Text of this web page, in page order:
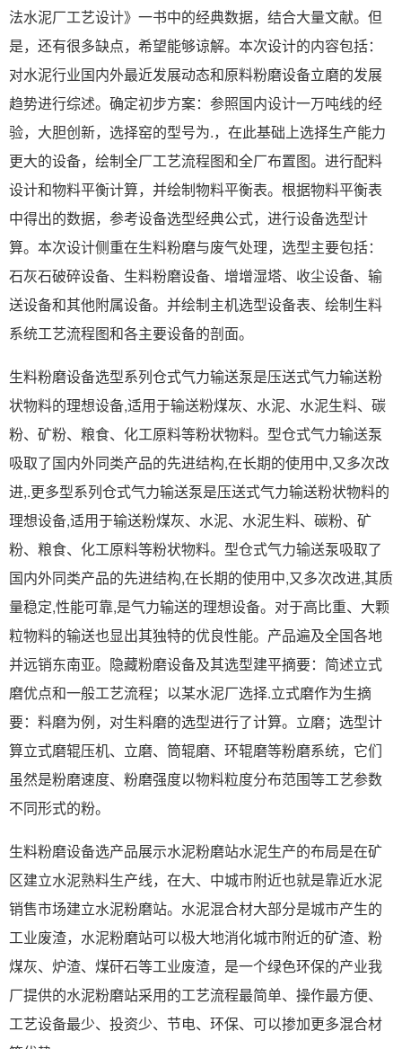
法水泥厂工艺设计》一书中的经典数据，结合大量文献。但
是，还有很多缺点，希望能够谅解。本次设计的内容包括：
对水泥行业国内外最近发展动态和原料粉磨设备立磨的发展
趋势进行综述。确定初步方案：参照国内设计一万吨线的经
验，大胆创新，选择窑的型号为.，在此基础上选择生产能力
更大的设备，绘制全厂工艺流程图和全厂布置图。进行配料
设计和物料平衡计算，并绘制物料平衡表。根据物料平衡表
中得出的数据，参考设备选型经典公式，进行设备选型计
算。本次设计侧重在生料粉磨与废气处理，选型主要包括：
石灰石破碎设备、生料粉磨设备、增增湿塔、收尘设备、输
送设备和其他附属设备。并绘制主机选型设备表、绘制生料
系统工艺流程图和各主要设备的剖面。
生料粉磨设备选型系列仓式气力输送泵是压送式气力输送粉
状物料的理想设备,适用于输送粉煤灰、水泥、水泥生料、碳
粉、矿粉、粮食、化工原料等粉状物料。型仓式气力输送泵
吸取了国内外同类产品的先进结构,在长期的使用中,又多次改
进,.更多型系列仓式气力输送泵是压送式气力输送粉状物料的
理想设备,适用于输送粉煤灰、水泥、水泥生料、碳粉、矿
粉、粮食、化工原料等粉状物料。型仓式气力输送泵吸取了
国内外同类产品的先进结构,在长期的使用中,又多次改进,其质
量稳定,性能可靠,是气力输送的理想设备。对于高比重、大颗
粒物料的输送也显出其独特的优良性能。产品遍及全国各地
并远销东南亚。隐藏粉磨设备及其选型建平摘要：简述立式
磨优点和一般工艺流程；以某水泥厂选择.立式磨作为生摘
要：料磨为例，对生料磨的选型进行了计算。立磨；选型计
算立式磨辊压机、立磨、筒辊磨、环辊磨等粉磨系统，它们
虽然是粉磨速度、粉磨强度以物料粒度分布范围等工艺参数
不同形式的粉。
生料粉磨设备选产品展示水泥粉磨站水泥生产的布局是在矿
区建立水泥熟料生产线，在大、中城市附近也就是靠近水泥
销售市场建立水泥粉磨站。水泥混合材大部分是城市产生的
工业废渣，水泥粉磨站可以极大地消化城市附近的矿渣、粉
煤灰、炉渣、煤矸石等工业废渣，是一个绿色环保的产业我
厂提供的水泥粉磨站采用的工艺流程最简单、操作最方便、
工艺设备最少、投资少、节电、环保、可以掺加更多混合材